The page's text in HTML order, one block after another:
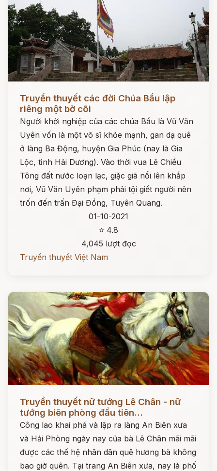
Đọc ngay
Truyền thuyết các đời Chúa Bầu lập
riêng một bờ cõi
Người khởi nghiệp của các chúa Bầu là Vũ Văn
Uyên vốn là một võ sĩ khỏe mạnh, gan dạ quê
ở làng Ba Động, huyện Gia Phúc (nay là Gia
Lộc, tỉnh Hải Dương). Vào thời vua Lê Chiều
Tông đất nước loạn lạc, giặc giã nổi lên khắp
nơi, Vũ Văn Uyên phạm phải tội giết người nên
trốn đến trấn Đại Đồng, Tuyên Quang.
01-10-2021
⭐ 4.8
4,045 lượt đọc
Truyền thuyết Việt Nam
Đọc ngay
Truyền thuyết nữ tướng Lê Chân - nữ
tướng biên phòng đầu tiên...
Công lao khai phá và lập ra làng An Biên xưa
và Hải Phòng ngày nay của bà Lê Chân mãi mãi
được các thế hệ nhân dân quê hương bà không
bao giờ quên. Tại trang An Biên xưa, nay là phố